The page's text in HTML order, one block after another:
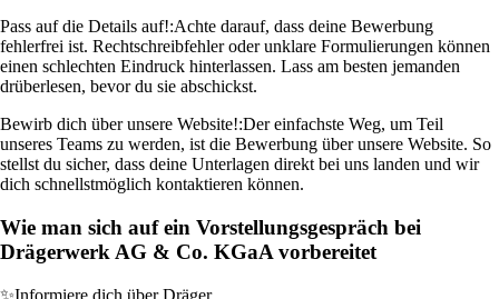
Pass auf die Details auf!:Achte darauf, dass deine Bewerbung
fehlerfrei ist. Rechtschreibfehler oder unklare Formulierungen können
einen schlechten Eindruck hinterlassen. Lass am besten jemanden
drüberlesen, bevor du sie abschickst.
Bewirb dich über unsere Website!:Der einfachste Weg, um Teil
unseres Teams zu werden, ist die Bewerbung über unsere Website. So
stellst du sicher, dass deine Unterlagen direkt bei uns landen und wir
dich schnellstmöglich kontaktieren können.
Wie man sich auf ein Vorstellungsgespräch bei
Drägerwerk AG & Co. KGaA vorbereitet
✨Informiere dich über Dräger